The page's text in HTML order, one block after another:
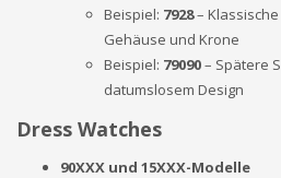
Beispiel: 7928–
Gehäuse und Krone
Beispiel: 79090– Spätere
datumslosem Design
Dress Watches
90XXX und 15XXX-Modelle